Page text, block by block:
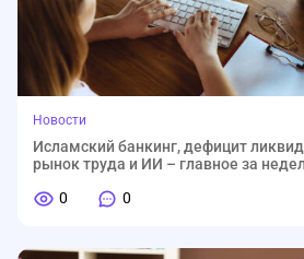
Новости
Исламский банкинг, дефицит
рынок труда и ИИ – главное за
0
0